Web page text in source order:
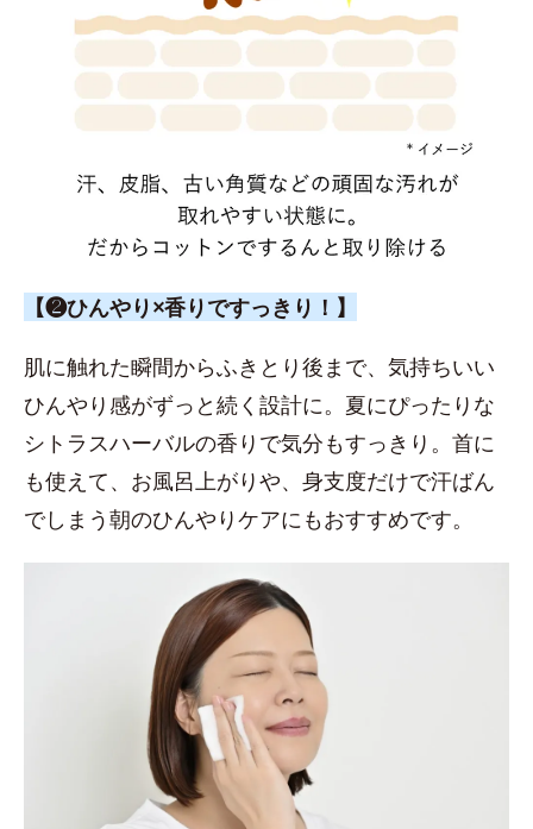
【❷ひんやり×香りですっきり！】
肌に触れた瞬間からふきとり後まで、気持ちいい
ひんやり感がずっと続く設計に。夏にぴったりな
シトラスハーバルの香りで気分もすっきり。首に
も使えて、お風呂上がりや、身支度だけで汗ばん
でしまう朝のひんやりケアにもおすすめです。